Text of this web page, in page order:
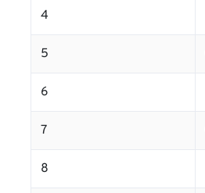
4
5
6
7
8